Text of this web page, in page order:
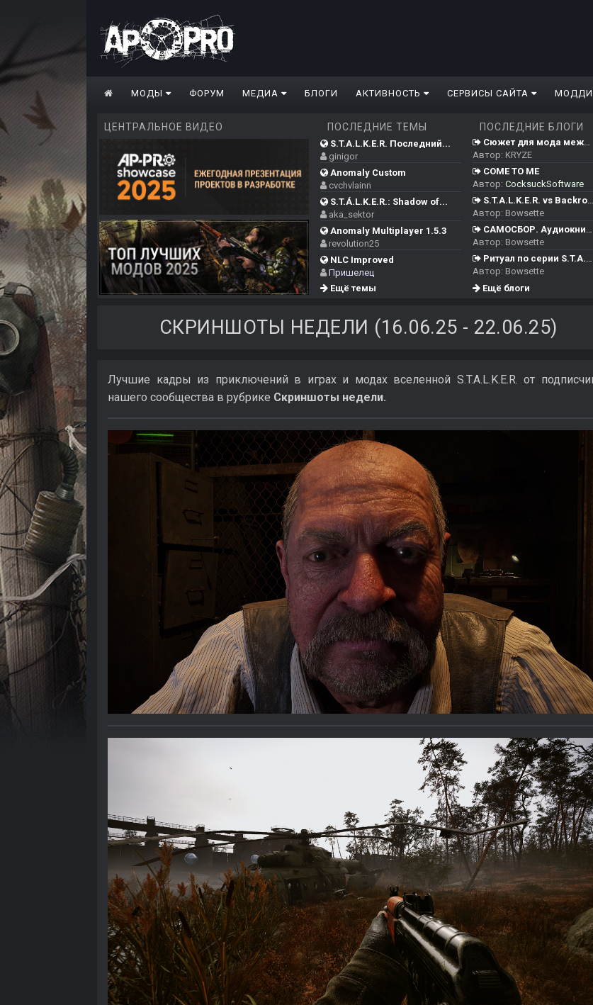
МОДЫ ФОРУМ МЕДИА БЛОГИ АКТИВНОСТЬ СЕРВИСЫ САЙТА
ЦЕНТРАЛЬНОЕ ВИДЕО ПОСЛЕДНИЕ ТЕМЫ
S.T.A.L.K.E.R. Последний...
ginigor
Anomaly Custom
cvchvlainn
S.T.Á.L.K.E.R.: Shadow of...
aka_sektor
Anomaly Multiplayer 1.5.3
revolution25
NLC Improved
Пришелец
Ещё темы
ПОСЛЕДНИЕ БЛОГИ
Сюжет для мода между ЧН/ТЧ/ЗП и Сердцем Чернобыля
Автор: KRYZE
COME TO ME
Автор: CocksuckSoftware
S.T.A.L.K.E.R. vs Backrooms
Автор: Bowsette
САМОСБОР. Аудиокнига.
Автор: Bowsette
Ритуал по серии S.T.A.L.K.E.R.
Автор: Bowsette
Ещё блоги
СКРИНШОТЫ НЕДЕЛИ (16.06.25 - 22.06.25)
Лучшие кадры из приключений в играх и модах вселенной S.T.A.L.K.E.R. от
нашего сообщества в рубрике Скриншоты недели.